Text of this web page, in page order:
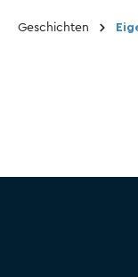
Geschichten